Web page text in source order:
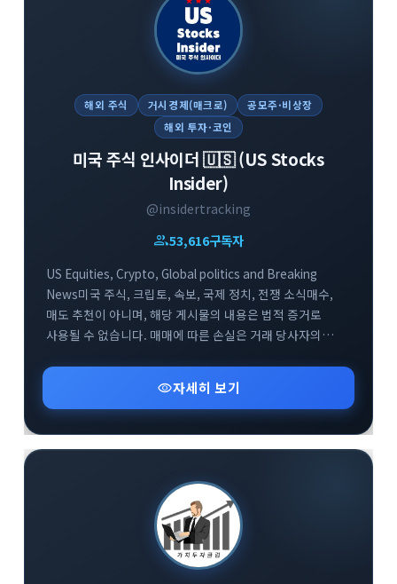
해외 주식 거시경제(매크로)
공모주·비상장
해외 투자·코인
미국 주식 인사이더 🇺🇸 (US Stocks
Insider)
@insidertracking
group53,616구독자
US Equities, Crypto, Global politics and Breaking
News미국 주식, 크립토, 속보, 국제 정치, 전쟁 소식매수,
매도 추천이 아니며, 해당 게시물의 내용은 법적 증거로
사용될 수 없습니다. 매매에 따른 손실은 거래 당사자의
insidertrading500@gmail.com
visibility자세히 보기